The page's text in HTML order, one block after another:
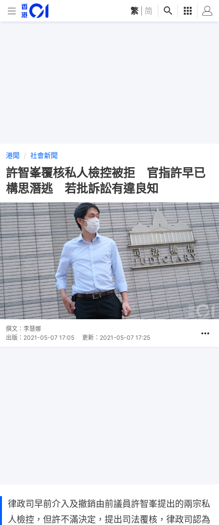
繁 简
港聞 社會新聞
許智峯覆核私人檢控被拒 官指許早已
構思潛逃 若批訴訟有違良知
撰文： 李慧娜
出版： 2021-05-07 17:05 更新： 2021-05-07 17:25
律政司早前介入及撤銷由前議員許智峯提出的兩宗私
人檢控，但許不滿決定，提出司法覆核，律政司認為